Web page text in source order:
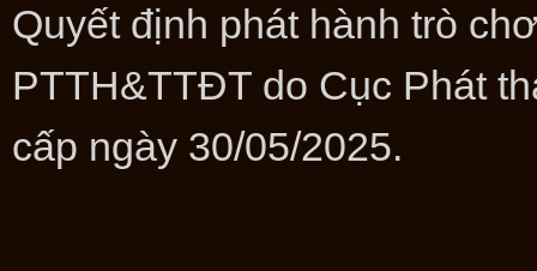
Quyết định phát hành trò
PTTH&TTĐT do Cục Phát
cấp ngày 30/05/2025.